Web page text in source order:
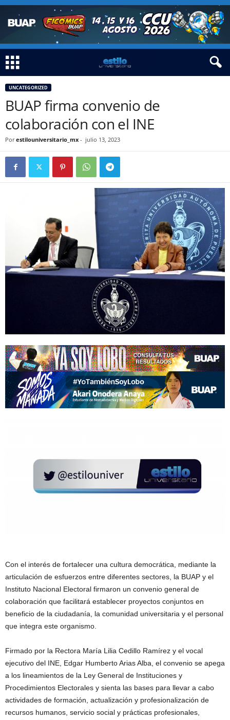
UNCATEGORIZED
BUAP firma convenio de
colaboración con el INE
Por estilouniversitario_mx - julio 13, 2023
Con el interés de fortalecer una cultura democrática, mediante la
articulación de esfuerzos entre diferentes sectores, la BUAP y el
Instituto Nacional Electoral firmaron un convenio general de
colaboración que facilitará establecer proyectos conjuntos en
beneficio de la ciudadanía, la comunidad universitaria y el personal
que integra este organismo.
Firmado por la Rectora María Lilia Cedillo Ramírez y el vocal
ejecutivo del INE, Edgar Humberto Arias Alba, el convenio se apega
a los lineamientos de la Ley General de Instituciones y
Procedimientos Electorales y sienta las bases para llevar a cabo
actividades de formación, actualización y profesionalización de
recursos humanos, servicio social y prácticas profesionales,